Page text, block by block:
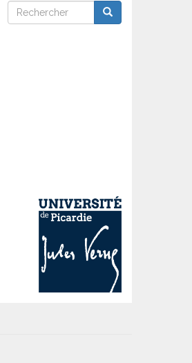
Rechercher
Rechercher Rechercher